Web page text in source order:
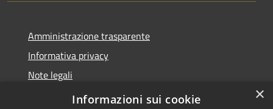
Amministrazione trasparente
Informativa privacy
Note legali
Dichiarazione di accessibilità
×
Informazioni sui cookie